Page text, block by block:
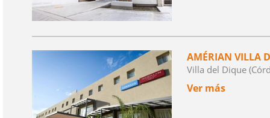
AMÉRIAN VILLA
Villa del Dique
Ver más